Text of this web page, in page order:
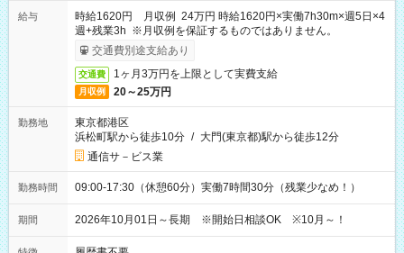
給与
時給1620円 月収例 24万円 時給1620円×実働7h30m×週5日×4
週+残業3h ※月収例を保証するものではありません。
交通費別途支給あり
交通費 1ヶ月3万円を上限として実費支給
月収例 20～25万円
勤務地
東京都港区
浜松町駅から徒歩10分 / 大門(東京都)駅から徒歩12分
通信サ－ビス業
勤務時間 09:00-17:30（休憩60分）実働7時間30分（残業少なめ！）
期間 2026年10月01日～長期 ※開始日相談OK ※10月～！